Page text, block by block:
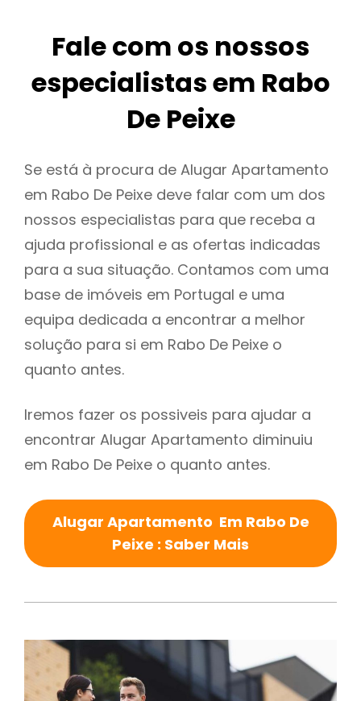
Fale com os nossos
especialistas em Rabo
De Peixe
Se está à procura de Alugar Apartamento
em Rabo De Peixe deve falar com um dos
nossos especialistas para que receba a
ajuda profissional e as ofertas indicadas
para a sua situação. Contamos com uma
base de imóveis em Portugal e uma
equipa dedicada a encontrar a melhor
solução para si em Rabo De Peixe o
quanto antes.
Iremos fazer os possiveis para ajudar a
encontrar Alugar Apartamento diminuiu
em Rabo De Peixe o quanto antes.
Alugar Apartamento Em Rabo De
Peixe : Saber Mais